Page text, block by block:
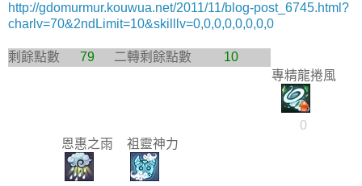
http://gdomurmur.kouwua.net/2011/11/blog-post_6745.html?
charlv=70&2ndLimit=10&skilllv=0,0,0,0,0,0,0,0
剩餘點數 79 二轉剩餘點數
10
專精龍捲風
0
恩惠之雨
祖靈神力